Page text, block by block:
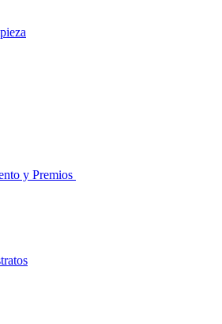
y Premios